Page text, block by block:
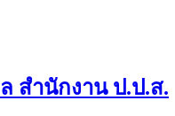
สำนักงาน ป.ป.ส.